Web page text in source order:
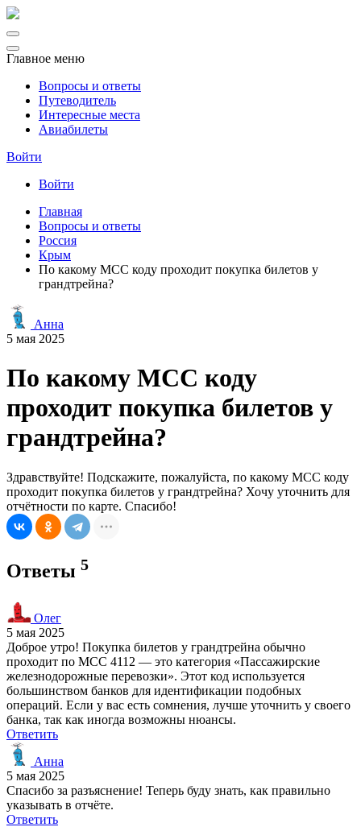
Главное меню
Вопросы и ответы
Путеводитель
Интересные места
Авиабилеты
Войти
Войти
Главная
Вопросы и ответы
Россия
Крым
По какому МСС коду проходит покупка билетов у
грандтрейна?
Анна
5 мая 2025
По какому МСС коду
проходит покупка билетов у
грандтрейна?
Здравствуйте! Подскажите, пожалуйста, по какому МСС коду
проходит покупка билетов у грандтрейна? Хочу уточнить для
отчётности по карте. Спасибо!
Ответы 5
Олег
5 мая 2025
Доброе утро! Покупка билетов у грандтрейна обычно
проходит по MCC 4112 — это категория «Пассажирские
железнодорожные перевозки». Этот код используется
большинством банков для идентификации подобных
операций. Если у вас есть сомнения, лучше уточнить у своего
банка, так как иногда возможны нюансы.
Ответить
Анна
5 мая 2025
Спасибо за разъяснение! Теперь буду знать, как правильно
указывать в отчёте.
Ответить